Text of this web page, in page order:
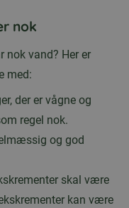
nok
nok vand? Her er
med:
der er vågne og
regel nok.
og god
skal være
kan være